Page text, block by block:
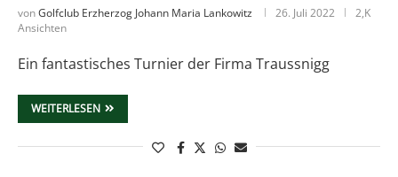
vonGolfclub Erzherzog Johann Maria Lankowitz 26. Juli 2022
2,K
Ansichten
Ein fantastisches Turnier der Firma Traussnigg
WEITERLESEN